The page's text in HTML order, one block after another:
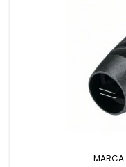
MARCA: